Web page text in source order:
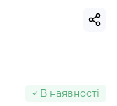
В наявності